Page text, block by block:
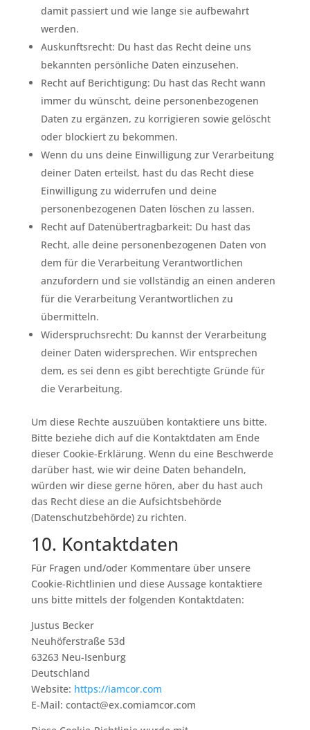
damit passiert und wie lange sie aufbewahrt
werden.
Auskunftsrecht: Du hast das Recht deine uns
bekannten persönliche Daten einzusehen.
Recht auf Berichtigung: Du hast das Recht wann
immer du wünscht, deine personenbezogenen
Daten zu ergänzen, zu korrigieren sowie gelöscht
oder blockiert zu bekommen.
Wenn du uns deine Einwilligung zur Verarbeitung
deiner Daten erteilst, hast du das Recht diese
Einwilligung zu widerrufen und deine
personenbezogenen Daten löschen zu lassen.
Recht auf Datenübertragbarkeit: Du hast das
Recht, alle deine personenbezogenen Daten von
dem für die Verarbeitung Verantwortlichen
anzufordern und sie vollständig an einen anderen
für die Verarbeitung Verantwortlichen zu
übermitteln.
Widerspruchsrecht: Du kannst der Verarbeitung
deiner Daten widersprechen. Wir entsprechen
dem, es sei denn es gibt berechtigte Gründe für
die Verarbeitung.
Um diese Rechte auszuüben kontaktiere uns bitte.
Bitte beziehe dich auf die Kontaktdaten am Ende
dieser Cookie-Erklärung. Wenn du eine Beschwerde
darüber hast, wie wir deine Daten behandeln,
würden wir diese gerne hören, aber du hast auch
das Recht diese an die Aufsichtsbehörde
(Datenschutzbehörde) zu richten.
10. Kontaktdaten
Für Fragen und/oder Kommentare über unsere
Cookie-Richtlinien und diese Aussage kontaktiere
uns bitte mittels der folgenden Kontaktdaten:
Justus Becker
Neuhöferstraße 53d
63263 Neu-Isenburg
Deutschland
Website: https://iamcor.com
E-Mail: contact@ex.comiamcor.com